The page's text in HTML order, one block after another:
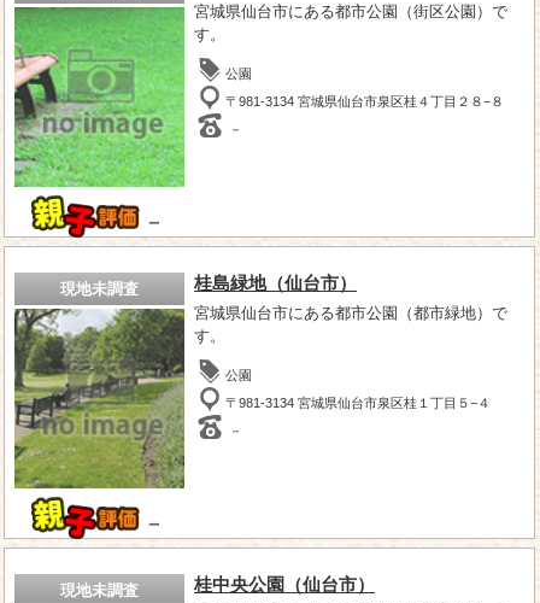
－
宮城県仙台市にある都市公園（街区公園）で
す。
公園
〒981-3134 宮城県仙台市泉区桂４丁目２８−８
－
現地未調査
－
桂島緑地（仙台市）
宮城県仙台市にある都市公園（都市緑地）で
す。
公園
〒981-3134 宮城県仙台市泉区桂１丁目５−４
－
現地未調査 桂中央公園（仙台市）